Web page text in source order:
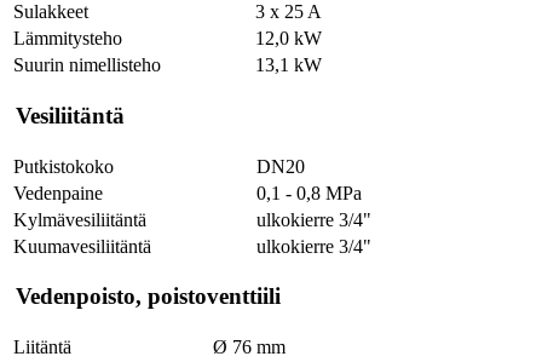
Sulakkeet
3 x 25 A
Lämmitysteho
12,0 kW
Suurin nimellisteho
13,1 kW
Vesiliitäntä
Putkistokoko
DN20
Vedenpaine
0,1 - 0,8 MPa
Kylmävesiliitäntä
ulkokierre 3/4"
Kuumavesiliitäntä
ulkokierre 3/4"
Vedenpoisto, poistoventtiili
Liitäntä
Ø 76 mm